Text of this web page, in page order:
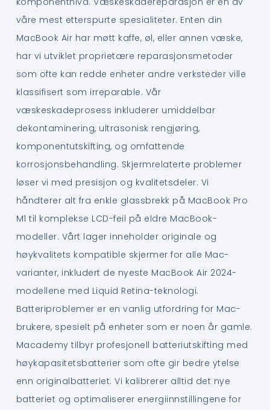
våre mest etterspurte spesialiteter. Enten din
MacBook Air har møtt kaffe, øl, eller annen væske,
har vi utviklet proprietære reparasjonsmetoder
som ofte kan redde enheter andre verksteder ville
klassifisert som irreparable. Vår
væskeskadeprosess inkluderer umiddelbar
dekontaminering, ultrasonisk rengjøring,
komponentutskifting, og omfattende
korrosjonsbehandling. Skjermrelaterte problemer
løser vi med presisjon og kvalitetsdeler. Vi
håndterer alt fra enkle glassbrekk på MacBook Pro
M1 til komplekse LCD-feil på eldre MacBook-
modeller. Vårt lager inneholder originale og
høykvalitets kompatible skjermer for alle Mac-
varianter, inkludert de nyeste MacBook Air 2024-
modellene med Liquid Retina-teknologi.
Batteriproblemer er en vanlig utfordring for Mac-
brukere, spesielt på enheter som er noen år gamle.
Macademy tilbyr profesjonell batteriutskifting med
høykapasitetsbatterier som ofte gir bedre ytelse
enn originalbatteriet. Vi kalibrerer alltid det nye
batteriet og optimaliserer energiinnstillingene for